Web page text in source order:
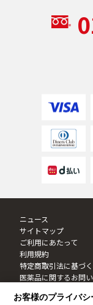
ニュース
サイトマップ
ご利用にあたって
利用規約
特定商取引法に基づ
医薬品に関するお問
お客様のプライバ